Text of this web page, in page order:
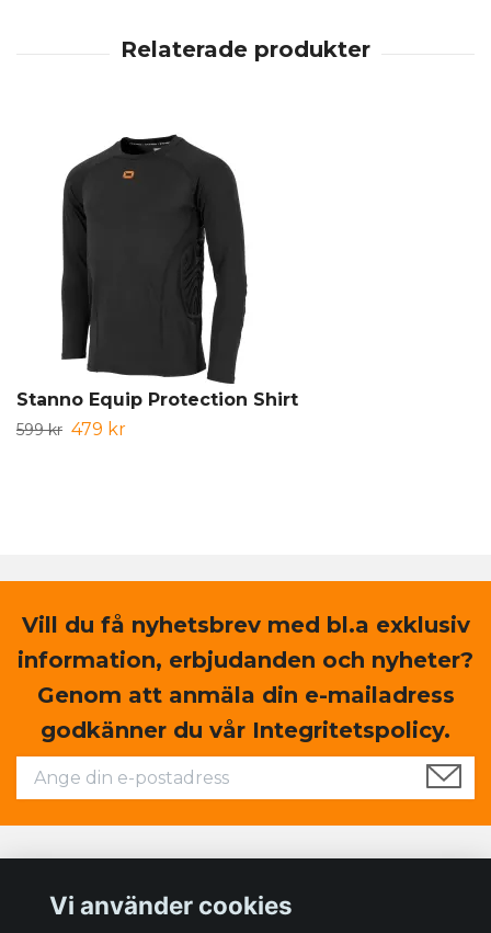
Stanno Equip Protection Shirt
599 kr 479 kr
Vill du få nyhetsbrev med bl.a exklusiv
information, erbjudanden och nyheter?
Genom att anmäla din e-mailadress
godkänner du vår Integritetspolicy.
Vi använder cookies